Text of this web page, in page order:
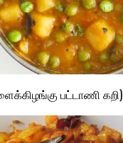
பட்டாணி கறி)